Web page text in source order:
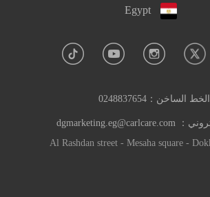
Egypt
الخط الساخن： 0248837654
：
dgmarketing.eg@carlcare.com